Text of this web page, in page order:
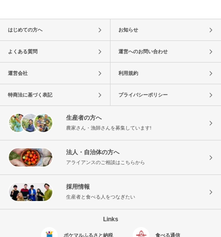
はじめての方へ お知らせ
よくある質問 運営へのお問い合わせ
運営会社 利用規約
特商法に基づく表記 プライバシーポリシー
生産者の方へ
農家さん・漁師さんを募集しています!
法人・自治体の方へ
アライアンスのご相談はこちらから
採用情報
生産者と食べる人をつなぎたい
Links
ポケマルふるさと納税 食べる通信